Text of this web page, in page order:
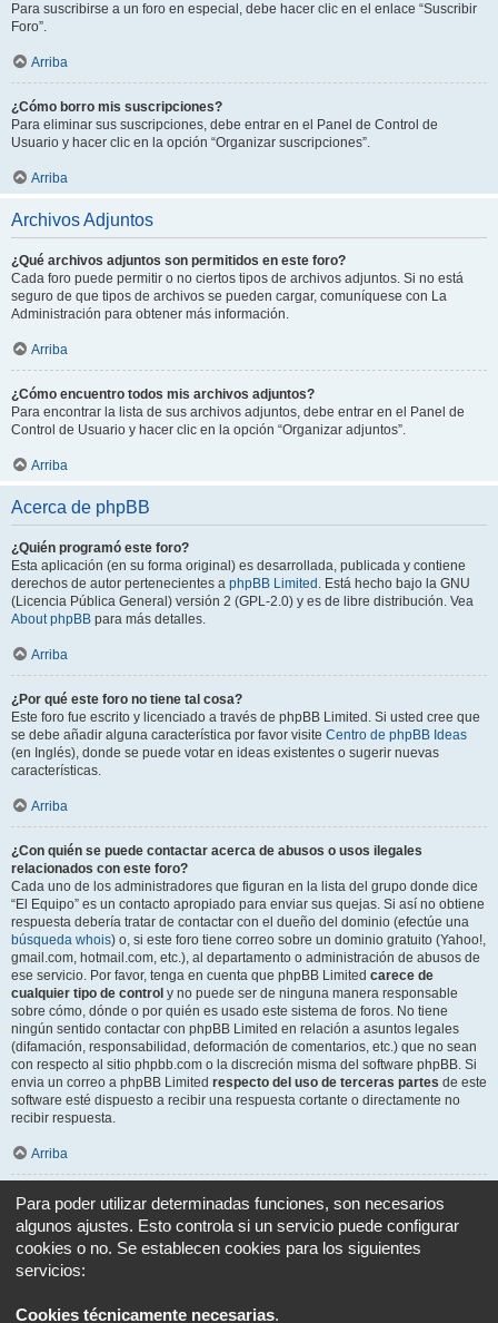
Para suscribirse a un foro en especial, debe hacer clic en el enlace “Suscribir
Foro”.
Arriba
¿Cómo borro mis suscripciones?
Para eliminar sus suscripciones, debe entrar en el Panel de Control de
Usuario y hacer clic en la opción “Organizar suscripciones”.
Arriba
Archivos Adjuntos
¿Qué archivos adjuntos son permitidos en este foro?
Cada foro puede permitir o no ciertos tipos de archivos adjuntos. Si no está
seguro de que tipos de archivos se pueden cargar, comuníquese con La
Administración para obtener más información.
Arriba
¿Cómo encuentro todos mis archivos adjuntos?
Para encontrar la lista de sus archivos adjuntos, debe entrar en el Panel de
Control de Usuario y hacer clic en la opción “Organizar adjuntos”.
Arriba
Acerca de phpBB
¿Quién programó este foro?
Esta aplicación (en su forma original) es desarrollada, publicada y contiene
derechos de autor pertenecientes a phpBB Limited . Está hecho bajo la GNU
(Licencia Pública General) versión 2 (GPL-2.0) y es de libre distribución. Vea
About phpBB para más detalles.
Arriba
¿Por qué este foro no tiene tal cosa?
Este foro fue escrito y licenciado a través de phpBB Limited. Si usted cree que
se debe añadir alguna característica por favor visite Centro de phpBB Ideas
(en Inglés), donde se puede votar en ideas existentes o sugerir nuevas
características.
Arriba
¿Con quién se puede contactar acerca de abusos o usos ilegales
relacionados con este foro?
Cada uno de los administradores que figuran en la lista del grupo donde dice
“El Equipo” es un contacto apropiado para enviar sus quejas. Si así no obtiene
respuesta debería tratar de contactar con el dueño del dominio (efectúe una
búsqueda whois) o, si este foro tiene correo sobre un dominio gratuito (Yahoo!,
gmail.com, hotmail.com, etc.), al departamento o administración de abusos de
ese servicio. Por favor, tenga en cuenta que phpBB Limited carece de
cualquier tipo de control y no puede ser de ninguna manera responsable
sobre cómo, dónde o por quién es usado este sistema de foros. No tiene
ningún sentido contactar con phpBB Limited en relación a asuntos legales
(difamación, responsabilidad, deformación de comentarios, etc.) que no sean
con respecto al sitio phpbb.com o la discreción misma del software phpBB. Si
envia un correo a phpBB Limited respecto del uso de terceras partes de este
software esté dispuesto a recibir una respuesta cortante o directamente no
recibir respuesta.
Arriba
¿Cómo puedo ponerme en contacto con un Administrador?
Todos los usuarios del foro pueden usar el formulario “Contáctenos”, si está
opción ha sido habilitada por el Administrador del foro.
Los miembros del foro también pueden usar el enlace “El equipo”.
Para poder utilizar determinadas funciones, son necesarios
algunos ajustes. Esto controla si un servicio puede configurar
cookies o no. Se establecen cookies para los siguientes
servicios:
Cookies técnicamente necesarias.